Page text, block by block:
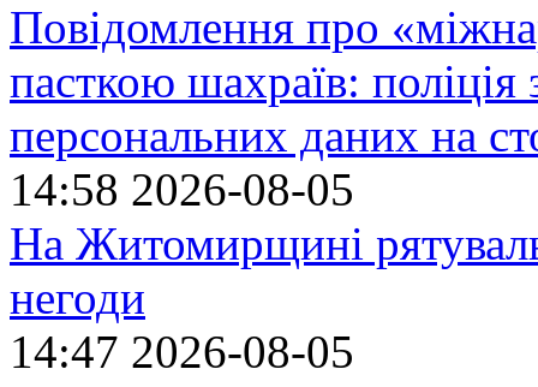
Повідомлення про
пасткою шахраїв: поліція
персональних даних на
14:58 2026-08-05
На Житомирщині
негоди
14:47 2026-08-05